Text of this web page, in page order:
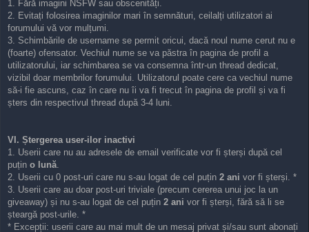
1. Fără imagini NSFW sau obscenități.
2. Evitați folosirea imaginilor mari în semnături, ceilalți utilizatori ai
forumului vă vor mulțumi.
3. Schimbările de username se permit oricui, dacă noul nume cerut nu e
(foarte) ofensator. Vechiul nume se va păstra în pagina de profil a
utilizatorului, iar schimbarea se va consemna într-un thread dedicat,
vizibil doar membrilor forumului. Utilizatorul poate cere ca vechiul nume
să-i fie ascuns, caz în care nu îi va fi trecut în pagina de profil și va fi
șters din respectivul thread după 3-4 luni.
VI. Ștergerea user-ilor inactivi
1. Userii care nu au adresele de email verificate vor fi șterși după cel
puțin o lună.
2. Userii cu 0 post-uri care nu s-au logat de cel puțin 2 ani vor fi șterși. *
3. Userii care au doar post-uri triviale (precum cererea unui joc la un
giveaway) și nu s-au logat de cel puțin 2 ani vor fi șterși, fără să li se
șteargă post-urile. *
* Excepții: userii care au mai mult de un mesaj privat și/sau sunt abonați